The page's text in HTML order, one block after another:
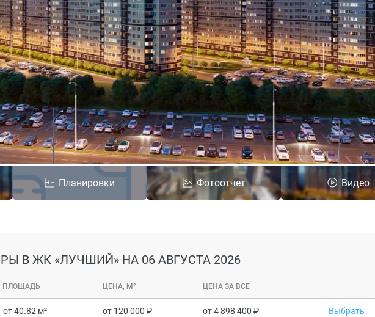
Планировки Фотоотчет Видео
В ЖК «ЛУЧШИЙ» НА 06 АВГУСТА 2026
ПЛОЩАДЬ ЦЕНА, М² ЦЕНА ЗА ВСЕ
от 40.82 м² от 120 000 от4 898 400 Выбрать